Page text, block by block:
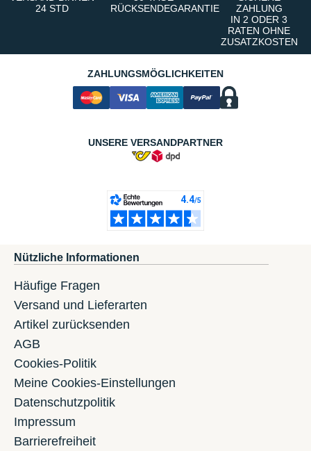
24 STD
RÜCKSENDEGARANTIE
ZAHLUNG
IN 2 ODER 3
RATEN OHNE
ZUSATZKOSTEN
ZAHLUNGSMÖGLICHKEITEN
UNSERE VERSANDPARTNER
Nützliche Informationen
Häufige Fragen
Versand und Lieferarten
Artikel zurücksenden
AGB
Cookies-Politik
Meine Cookies-Einstellungen
Datenschutzpolitik
Impressum
Barrierefreiheit